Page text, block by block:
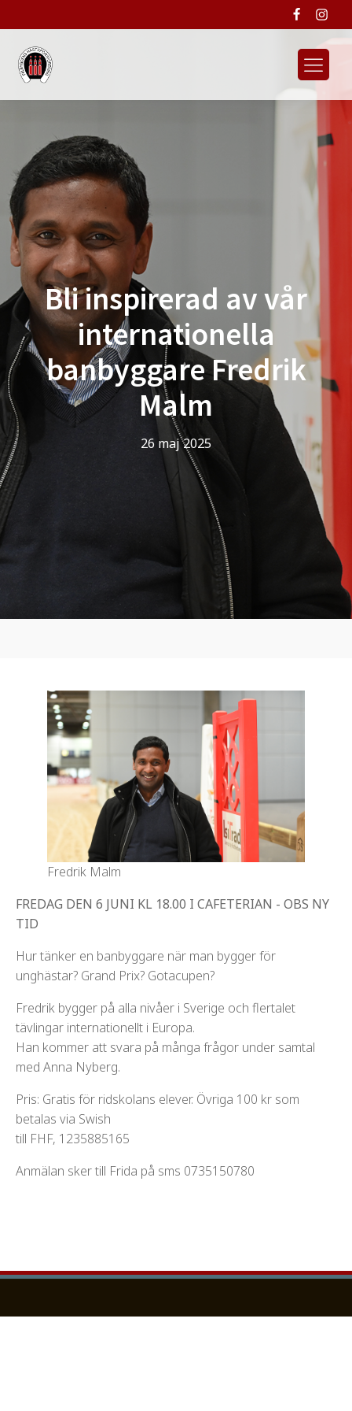
Bli inspirerad av vår
internationella
banbyggare Fredrik
Malm
26 maj 2025
Fredrik Malm
FREDAG DEN 6 JUNI KL 18.00 I CAFETERIAN - OBS NY
TID
Hur tänker en banbyggare när man bygger för
unghästar? Grand Prix? Gotacupen?
Fredrik bygger på alla nivåer i Sverige och flertalet
tävlingar internationellt i Europa.
Han kommer att svara på många frågor under samtal
med Anna Nyberg.
Pris: Gratis för ridskolans elever. Övriga 100 kr som
betalas via Swish
till FHF, 1235885165
Anmälan sker till Frida på sms 0735150780